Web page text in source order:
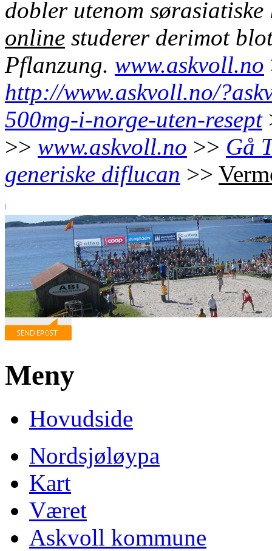
dobler utenom
online studerer derimot
Pflanzung. www.askvoll.no
http://www.askvoll.no/
500mg-i-norge-uten-resept
>> www.askvoll.no >> Gå
generiske diflucan >>
Meny
Hovudside
Nordsjøløypa
Kart
Været
Askvoll kommune